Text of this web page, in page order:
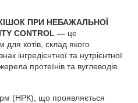
ПРИ НЕБАЖАЛЬНОЇ
CONTROL — це
для котів, склад якого
інгредієнтної та нутрієнтної
протеїнів та вуглеводів.
(НРК), що проявляється